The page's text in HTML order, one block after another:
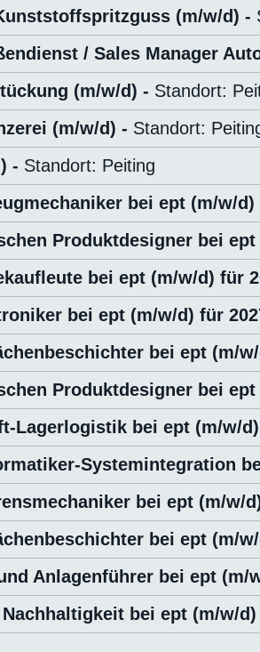
(m/w/d) -
/ Sales Manager
(m/w/d) - Standort:
(m/w/d) - Standort:
- Standort: Peiting
bei ept (m/w/d)
Produktdesigner bei
bei ept (m/w/d) für
bei ept (m/w/d) für
bei ept (m/
Produktdesigner bei
Lagerlogistik bei ept (m/w/
Systemintegration
bei ept (m/w/
bei ept (m/
Anlagenführer bei ept (m/
bei ept (m/w/d)